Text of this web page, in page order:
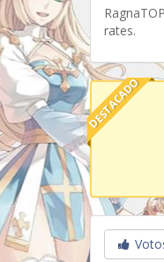
rates.
DESTACADO